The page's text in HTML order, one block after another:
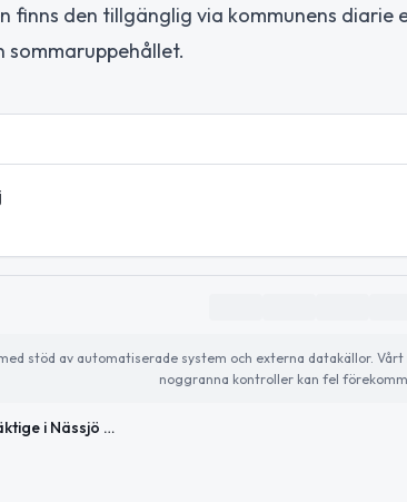
finns den tillgänglig via kommunens
sommaruppehållet.
stöd av automatiserade system och externa datakällor.
noggranna kontroller kan fel
Kommunfullmäktige i Nässjö den 21 maj – viktiga beslut väntar